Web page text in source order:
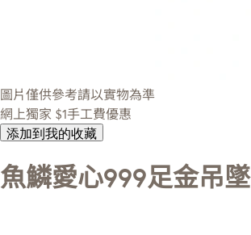
圖片僅供參考請以實物為準
網上獨家 $1手工費優惠
添加到我的收藏
魚鱗愛心999足金吊墜